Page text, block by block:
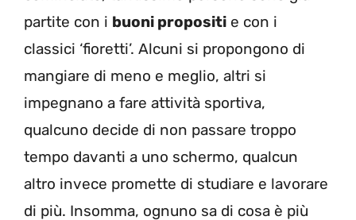
partite con i buoni propositi e con i
classici ‘fioretti’. Alcuni si propongono di
mangiare di meno e meglio, altri si
impegnano a fare attività sportiva,
qualcuno decide di non passare troppo
tempo davanti a uno schermo, qualcun
altro invece promette di studiare e lavorare
di più. Insomma, ognuno sa di cosa è più